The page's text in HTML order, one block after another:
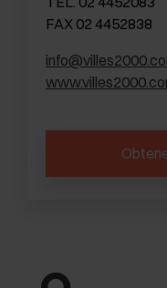
FAX 02 4452838